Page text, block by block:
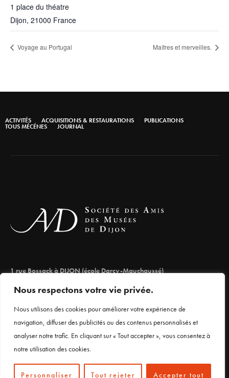
Nous respectons votre vie privée.
Nous utilisons des cookies pour améliorer votre expérience de
navigation, diffuser des publicités ou des contenus personnalisés et
analyser notre trafic. En cliquant sur « Tout accepter », vous consentez à
notre utilisation des cookies.
Personnaliser Tout rejeter Accepter tout
1 place du théatre
Dijon, 21000 France
Voyage au Portugal Maîtres et merveilles.
ACTIVITÉS ACQUISITIONS & RESTAURATIONS PUBLICATIONS
TOUS MÉCÉNES JOURNAL
1 rue Bossack à DIJON (école Darcy-Mauchaussé)
03 80 66 71 98
Mentions légales